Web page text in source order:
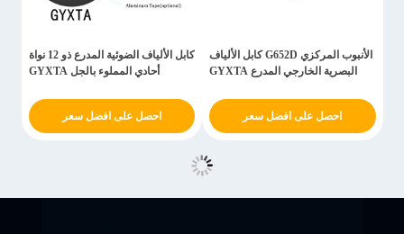
الأنبوب المركزي G652D كابل الألياف
البصرية الخارجي المدرع GYXTA
احصل على افضل سعر
كابل الألياف الضوئية المدرع ذو 12 نواة
أحادي المملوء بالجل GYXTA
احصل على افضل سعر